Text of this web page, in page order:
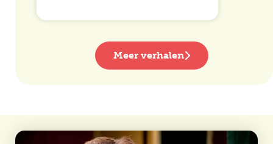
Meer verhalen